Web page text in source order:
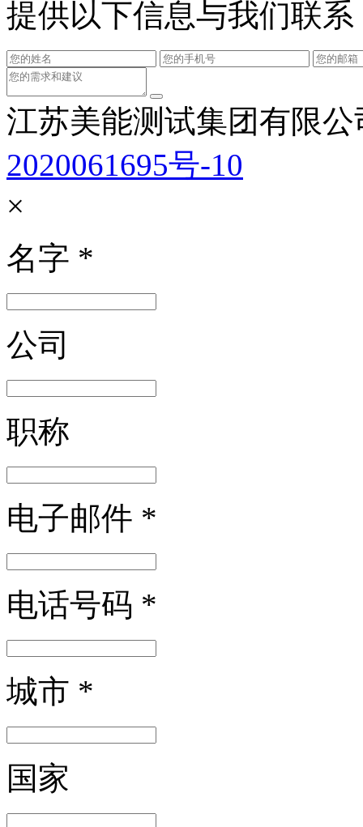
提供以下信息与我们联
江苏美能测试集团有限公
2020061695号-10
×
名字 *
公司
职称
电子邮件 *
电话号码 *
城市 *
国家